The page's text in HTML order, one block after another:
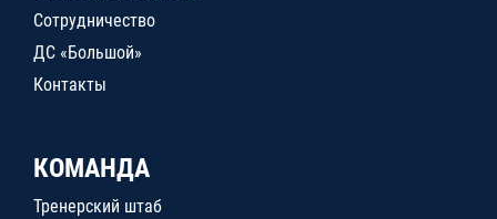
Сотрудничество
ДС «Большой»
Контакты
КОМАНДА
Тренерский штаб